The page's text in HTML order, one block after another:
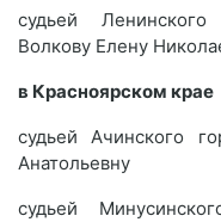
судьей
Волкову Елену
в Красноярском крае
судьей Ачинского
Анатольевну
судьей